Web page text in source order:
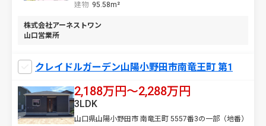
建物 95.58m²
株式会社アーネストワン
山口営業所
クレイドルガーデン山陽小野田市南竜王町 第1
2,188万円〜2,288万円
山口県山陽小野田市 南竜王町 5557番3の一部（地番）
3LDK